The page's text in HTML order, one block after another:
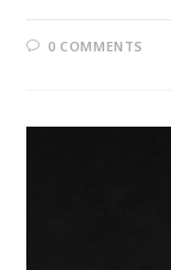
0 COMMENTS